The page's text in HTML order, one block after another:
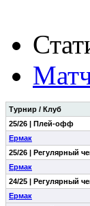
Турнир / Клуб
25/26 | Плей-офф
Ермак
25/26 | Регулярный
Ермак
24/25 | Регулярный
Ермак